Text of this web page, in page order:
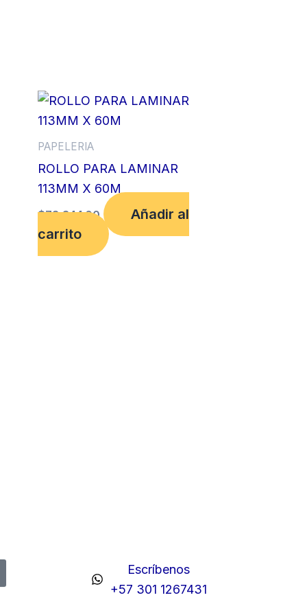
PAPELERIA
ROLLO PARA LAMINAR
113MM X 60M
$73,344.00
Añadir al
carrito
Escríbenos
+57 301 1267431